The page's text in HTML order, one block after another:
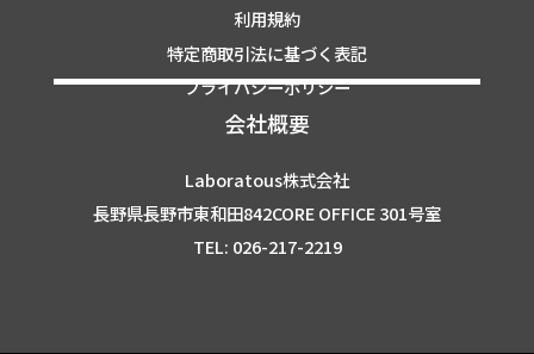
利用規約
特定商取引法に基づく表記
プライバシーポリシー
会社概要
Laboratous株式会社
長野県長野市東和田842CORE OFFICE 301号室
TEL: 026-217-2219